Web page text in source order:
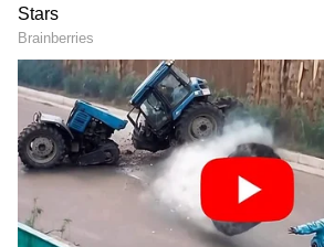
ನವೀನ್ ಕೊಡಸೆ ಏಷ್ಯಾನೆಟ್ ಕನ್ನಡದಲ್ಲಿ ಮುಖ್ಯ ಉಪಸಂಪಾದಕ.
ಕಳೆದ 9 ವರ್ಷಗಳಿಂದಲೂ ಮಾಧ್ಯಮ
ರಾಜ್‌ ನ್ಯೂಸ್‌ ಮೂಲಕ ಮಾಧ್ಯಮ ಲೋಕಕ್ಕೆ
ಡಿಜಿಟಲ್‌ ಮಾಧ್ಯಮ ಲೋಕದಲ್ಲಿ
ಕ್ರೀಡೆ, ರಾಜಕೀಯ, ಸಾಹಿತ್ಯದಲ್ಲಿದೆ ಆಸಕ್ತಿ.
ಜೀವಾಳ.
ಐಪಿಎಲ್ ಕ್ರಿಕೆಟ್ ಹಾರ್ದಿಕ್ ಪಾಂಡ್ಯ ಆರ್‌ಸಿಬಿ